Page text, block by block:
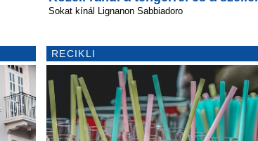
Sokat kínál Lignanon Sabbiadoro
RECIKLI